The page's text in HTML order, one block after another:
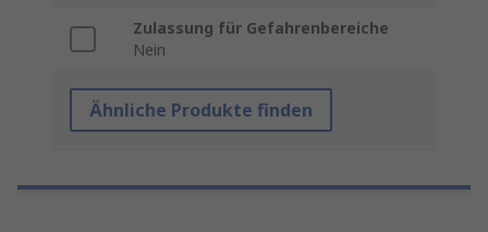
Zulassung für Gefahrenbereiche
Nein
Ähnliche Produkte finden